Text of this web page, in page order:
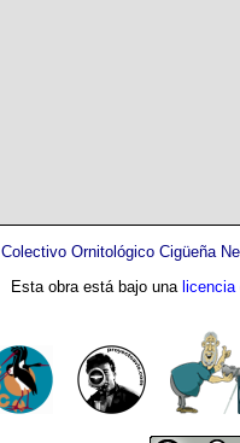
Colectivo Ornitológico Cigüeña
Esta obra está bajo una